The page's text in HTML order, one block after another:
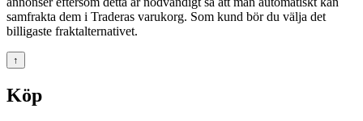
samfrakta dem i Traderas varukorg. Som kund bör du välja det
billigaste fraktalternativet.
↑
Köp